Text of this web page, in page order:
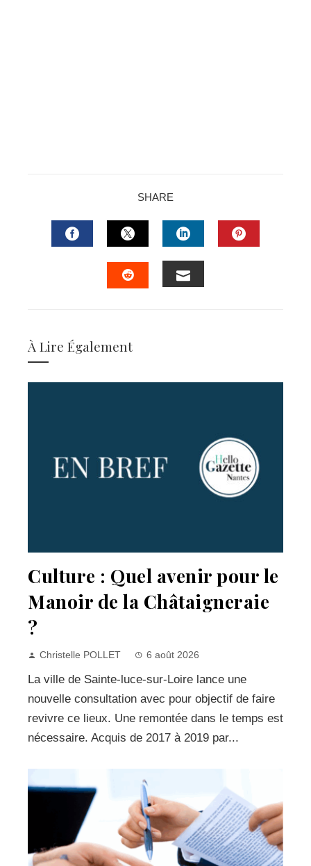
SHARE
FACEBOOKTWITTERLINKEDIN
À Lire Également
Culture : Quel avenir pour le
Manoir de la Châtaigneraie
?
Christelle POLLET 6 août 2026
La ville de Sainte-luce-sur-Loire lance une
nouvelle consultation avec pour objectif de faire
revivre ce lieux. Une remontée dans le temps est
nécessaire. Acquis de 2017 à 2019 par...